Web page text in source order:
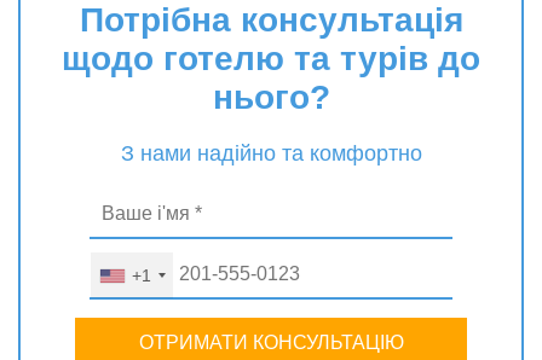
Потрібна консультація
щодо готелю та турів до
нього?
З нами надійно та комфортно
+1
ОТРИМАТИ КОНСУЛЬТАЦІЮ